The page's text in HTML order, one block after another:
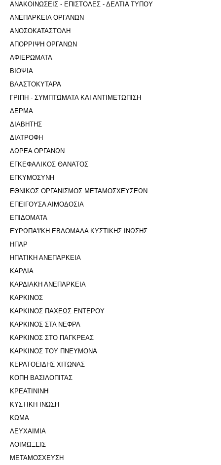
ΑΝΑΚΟΙΝΩΣΕΙΣ - ΕΠΙΣΤΟΛΕΣ - ΔΕΛΤΙΑ ΤΥΠΟΥ
ΑΝΕΠΑΡΚΕΙΑ ΟΡΓΑΝΩΝ
ΑΝΟΣΟΚΑΤΑΣΤΟΛΗ
ΑΠΟΡΡΙΨΗ ΟΡΓΑΝΩΝ
ΑΦΙΕΡΩΜΑΤΑ
ΒΙΟΨΙΑ
ΒΛΑΣΤΟΚΥΤΑΡΑ
ΓΡΙΠΗ - ΣΥΜΠΤΩΜΑΤΑ ΚΑΙ ΑΝΤΙΜΕΤΩΠΙΣΗ
ΔΕΡΜΑ
ΔΙΑΒΗΤΗΣ
ΔΙΑΤΡΟΦΗ
ΔΩΡΕΑ ΟΡΓΑΝΩΝ
ΕΓΚΕΦΑΛΙΚΟΣ ΘΑΝΑΤΟΣ
ΕΓΚΥΜΟΣΥΝΗ
ΕΘΝΙΚΟΣ ΟΡΓΑΝΙΣΜΟΣ ΜΕΤΑΜΟΣΧΕΥΣΕΩΝ
ΕΠΕΙΓΟΥΣΑ ΑΙΜΟΔΟΣΙΑ
ΕΠΙΔΟΜΑΤΑ
ΕΥΡΩΠΑ'Ι'ΚΗ ΕΒΔΟΜΑΔΑ ΚΥΣΤΙΚΗΣ ΙΝΩΣΗΣ
ΗΠΑΡ
ΗΠΑΤΙΚΗ ΑΝΕΠΑΡΚΕΙΑ
ΚΑΡΔΙΑ
ΚΑΡΔΙΑΚΗ ΑΝΕΠΑΡΚΕΙΑ
ΚΑΡΚΙΝΟΣ
ΚΑΡΚΙΝΟΣ ΠΑΧΕΩΣ ΕΝΤΕΡΟΥ
ΚΑΡΚΙΝΟΣ ΣΤΑ ΝΕΦΡΑ
ΚΑΡΚΙΝΟΣ ΣΤΟ ΠΑΓΚΡΕΑΣ
ΚΑΡΚΙΝΟΣ ΤΟΥ ΠΝΕΥΜΟΝΑ
ΚΕΡΑΤΟΕΙΔΗΣ ΧΙΤΩΝΑΣ
ΚΟΠΗ ΒΑΣΙΛΟΠΙΤΑΣ
ΚΡΕΑΤΙΝΙΝΗ
ΚΥΣΤΙΚΗ ΙΝΩΣΗ
ΚΩΜΑ
ΛΕΥΧΑΙΜΙΑ
ΛΟΙΜΩΞΕΙΣ
ΜΕΤΑΜΟΣΧΕΥΣΗ